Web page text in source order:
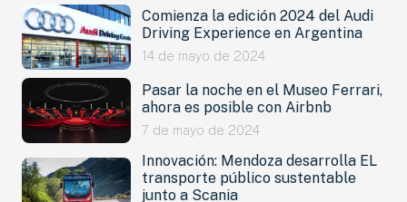
Comienza la edición 2024 del Audi
Driving Experience en Argentina
14 de mayo de 2024
Pasar la noche en el Museo Ferrari,
ahora es posible con Airbnb
7 de mayo de 2024
Innovación: Mendoza desarrolla EL
transporte público sustentable
junto a Scania